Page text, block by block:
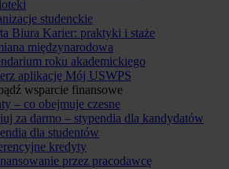
studenckie
Biura Karier: praktyki i staże
międzynarodowa
roku akademickiego
aplikację Mój USWPS
wsparcie finansowe
– co obejmuje czesne
za darmo – stypendia dla kandydatów
dla studentów
kredyty
przez pracodawcę